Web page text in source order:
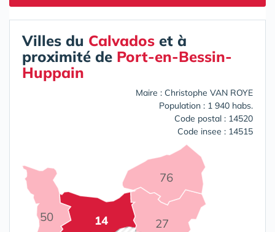
Villes du Calvados et à
proximité de Port-en-Bessin-
Huppain
Maire : Christophe VAN ROYE
Population : 1 940 habs.
Code postal : 14520
Code insee : 14515
14 27
50
76